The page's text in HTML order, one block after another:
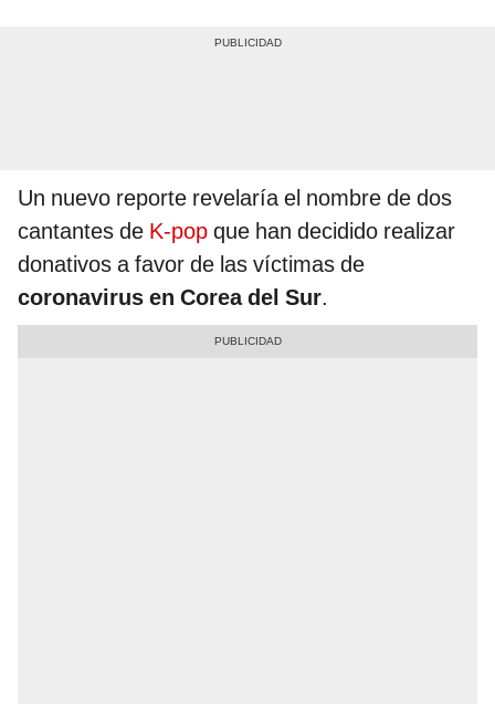
Un nuevo reporte revelaría el nombre de dos
cantantes de K-pop que han decidido realizar
donativos a favor de las víctimas de
coronavirus en Corea del Sur.